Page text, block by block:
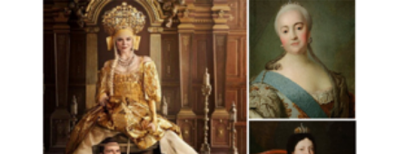
23:15 / 07-08-2026
ამოუცნობი ანომალიური
მოვლენები - ტრამპის
ადმინისტრაციამ “UFO”- ს
ფაილების მორიგი პაკეტი
გამოაქვეყნა
22:30 / 07-08-2026